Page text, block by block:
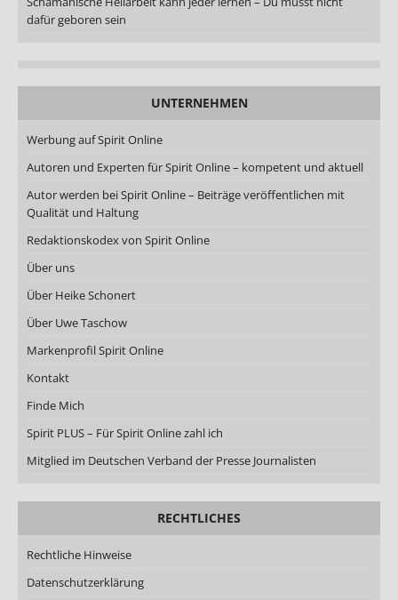
dafür geboren sein
UNTERNEHMEN
Werbung auf Spirit Online
Autoren und Experten für Spirit Online – kompetent und aktuell
Autor werden bei Spirit Online – Beiträge veröffentlichen mit
Qualität und Haltung
Redaktionskodex von Spirit Online
Über uns
Über Heike Schonert
Über Uwe Taschow
Markenprofil Spirit Online
Kontakt
Finde Mich
Spirit PLUS – Für Spirit Online zahl ich
Mitglied im Deutschen Verband der Presse Journalisten
RECHTLICHES
Rechtliche Hinweise
Datenschutzerklärung